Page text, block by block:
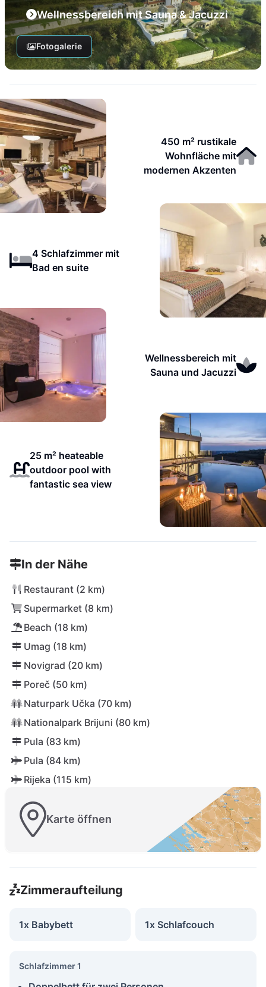
Wellnessbereich mit Sauna & Jacuzzi
Fotogalerie
450 m² rustikale
Wohnfläche mit
modernen Akzenten
4 Schlafzimmer mit
Bad en suite
Wellnessbereich mit
Sauna und Jacuzzi
25 m² heateable
outdoor pool with
fantastic sea view
In der Nähe
Restaurant (2 km)
Supermarket (8 km)
Beach (18 km)
Umag (18 km)
Novigrad (20 km)
Poreč (50 km)
Naturpark Učka (70 km)
Nationalpark Brijuni (80 km)
Pula (83 km)
Pula (84 km)
Rijeka (115 km)
Karte öffnen
Zimmeraufteilung
1x Babybett 1x Schlafcouch
Schlafzimmer 1